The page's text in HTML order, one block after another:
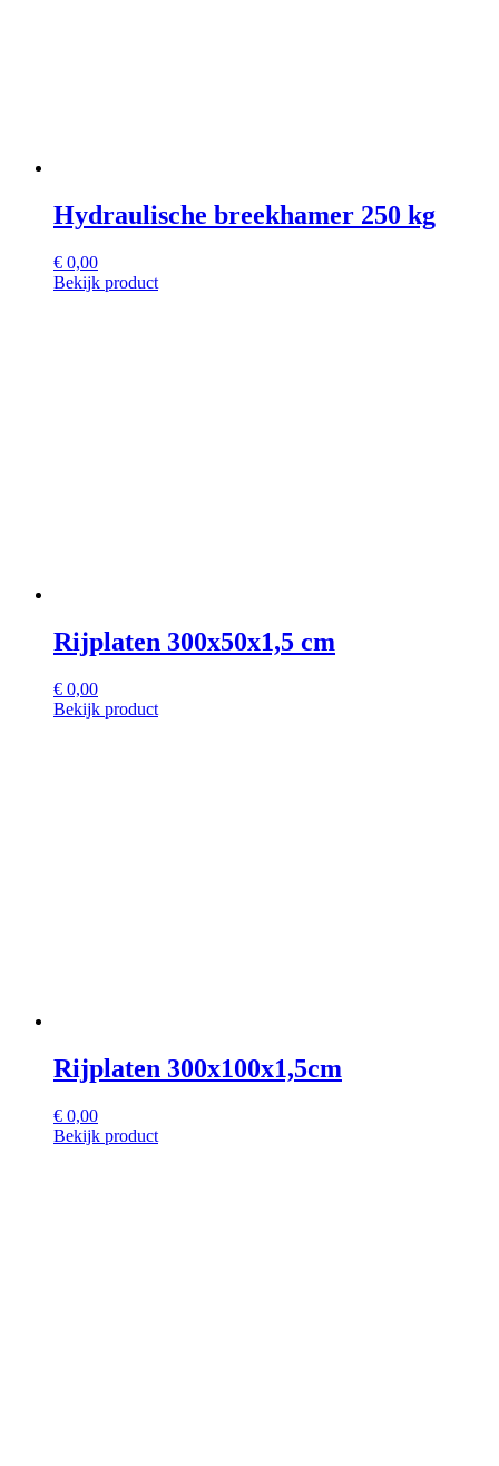
Hydraulische breekhamer 250 kg
€ 0,00
Bekijk product
Rijplaten 300x50x1,5 cm
€ 0,00
Bekijk product
Rijplaten 300x100x1,5cm
€ 0,00
Bekijk product